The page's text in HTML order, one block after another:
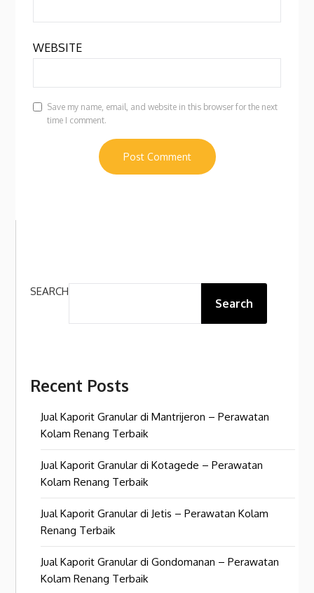
WEBSITE
Save my name, email, and website in this browser for the next
time I comment.
SEARCH
Search
Recent Posts
Jual Kaporit Granular di Mantrijeron – Perawatan
Kolam Renang Terbaik
Jual Kaporit Granular di Kotagede – Perawatan
Kolam Renang Terbaik
Jual Kaporit Granular di Jetis – Perawatan Kolam
Renang Terbaik
Jual Kaporit Granular di Gondomanan – Perawatan
Kolam Renang Terbaik